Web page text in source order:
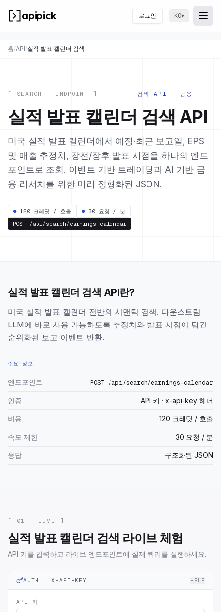
apipick 로그인 KO▾
메뉴
홈/API/실적 발표 캘린더 검색
[ SEARCH · ENDPOINT ] 검색 API · 금융
실적 발표 캘린더 검색 API
미국 실적 발표 캘린더에서 예정·최근 보고일, EPS
및 매출 추정치, 장전/장후 발표 시점을 하나의 엔드
포인트로 조회. 이벤트 기반 트레이딩과 AI 기반 금
융 리서치를 위한 미리 정형화된 JSON.
● 120 크레딧 / 호출 ● 30 요청 / 분
POST /api/search/earnings-calendar
실적 발표 캘린더 검색 API란?
미국 실적 발표 캘린더 전반의 시맨틱 검색. 다운스트림
LLM에 바로 사용 가능하도록 추정치와 발표 시점이 담긴
순위화된 보고 이벤트 반환.
주요 정보
엔드포인트 POST /api/search/earnings-calendar
인증 API 키 · x-api-key 헤더
비용 120 크레딧 / 호출
속도 제한 30 요청 / 분
응답 구조화된 JSON
[ 01 · LIVE ]
실적 발표 캘린더 검색 라이브 체험
API 키를 입력하고 라이브 엔드포인트에 실제 쿼리를 실행하세요.
AUTH · X-API-KEY HELP
API 키